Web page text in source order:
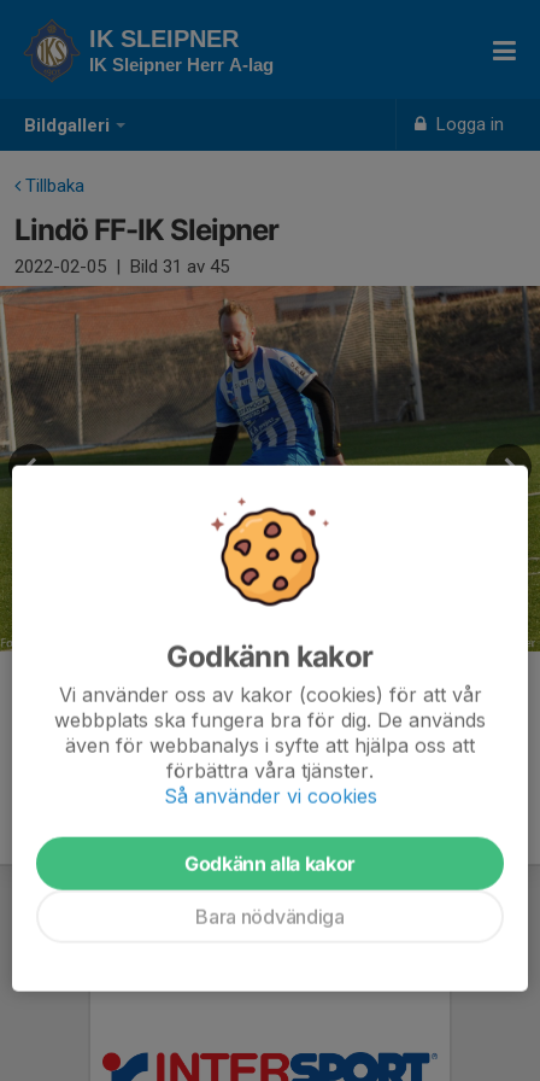
Bildgalleri Logga in
IK SLEIPNER
IK Sleipner Herr A-lag
Tillbaka
Lindö FF-IK Sleipner
2022-02-05 | Bild 31 av 45
Kommentarer
Godkänn kakor
Vi använder oss av kakor (cookies) för att vår
webbplats ska fungera bra för dig. De används
även för webbanalys i syfte att hjälpa oss att
förbättra våra tjänster.
Så använder vi cookies
Godkänn alla kakor
Bara nödvändiga